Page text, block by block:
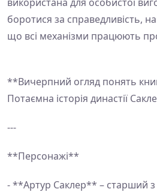
боротися за справедливість,
що всі механізми працюють
**Вичерпний огляд понять
Потаємна історія династії
---
**Персонажі**
- **Артур Саклер** – старший з